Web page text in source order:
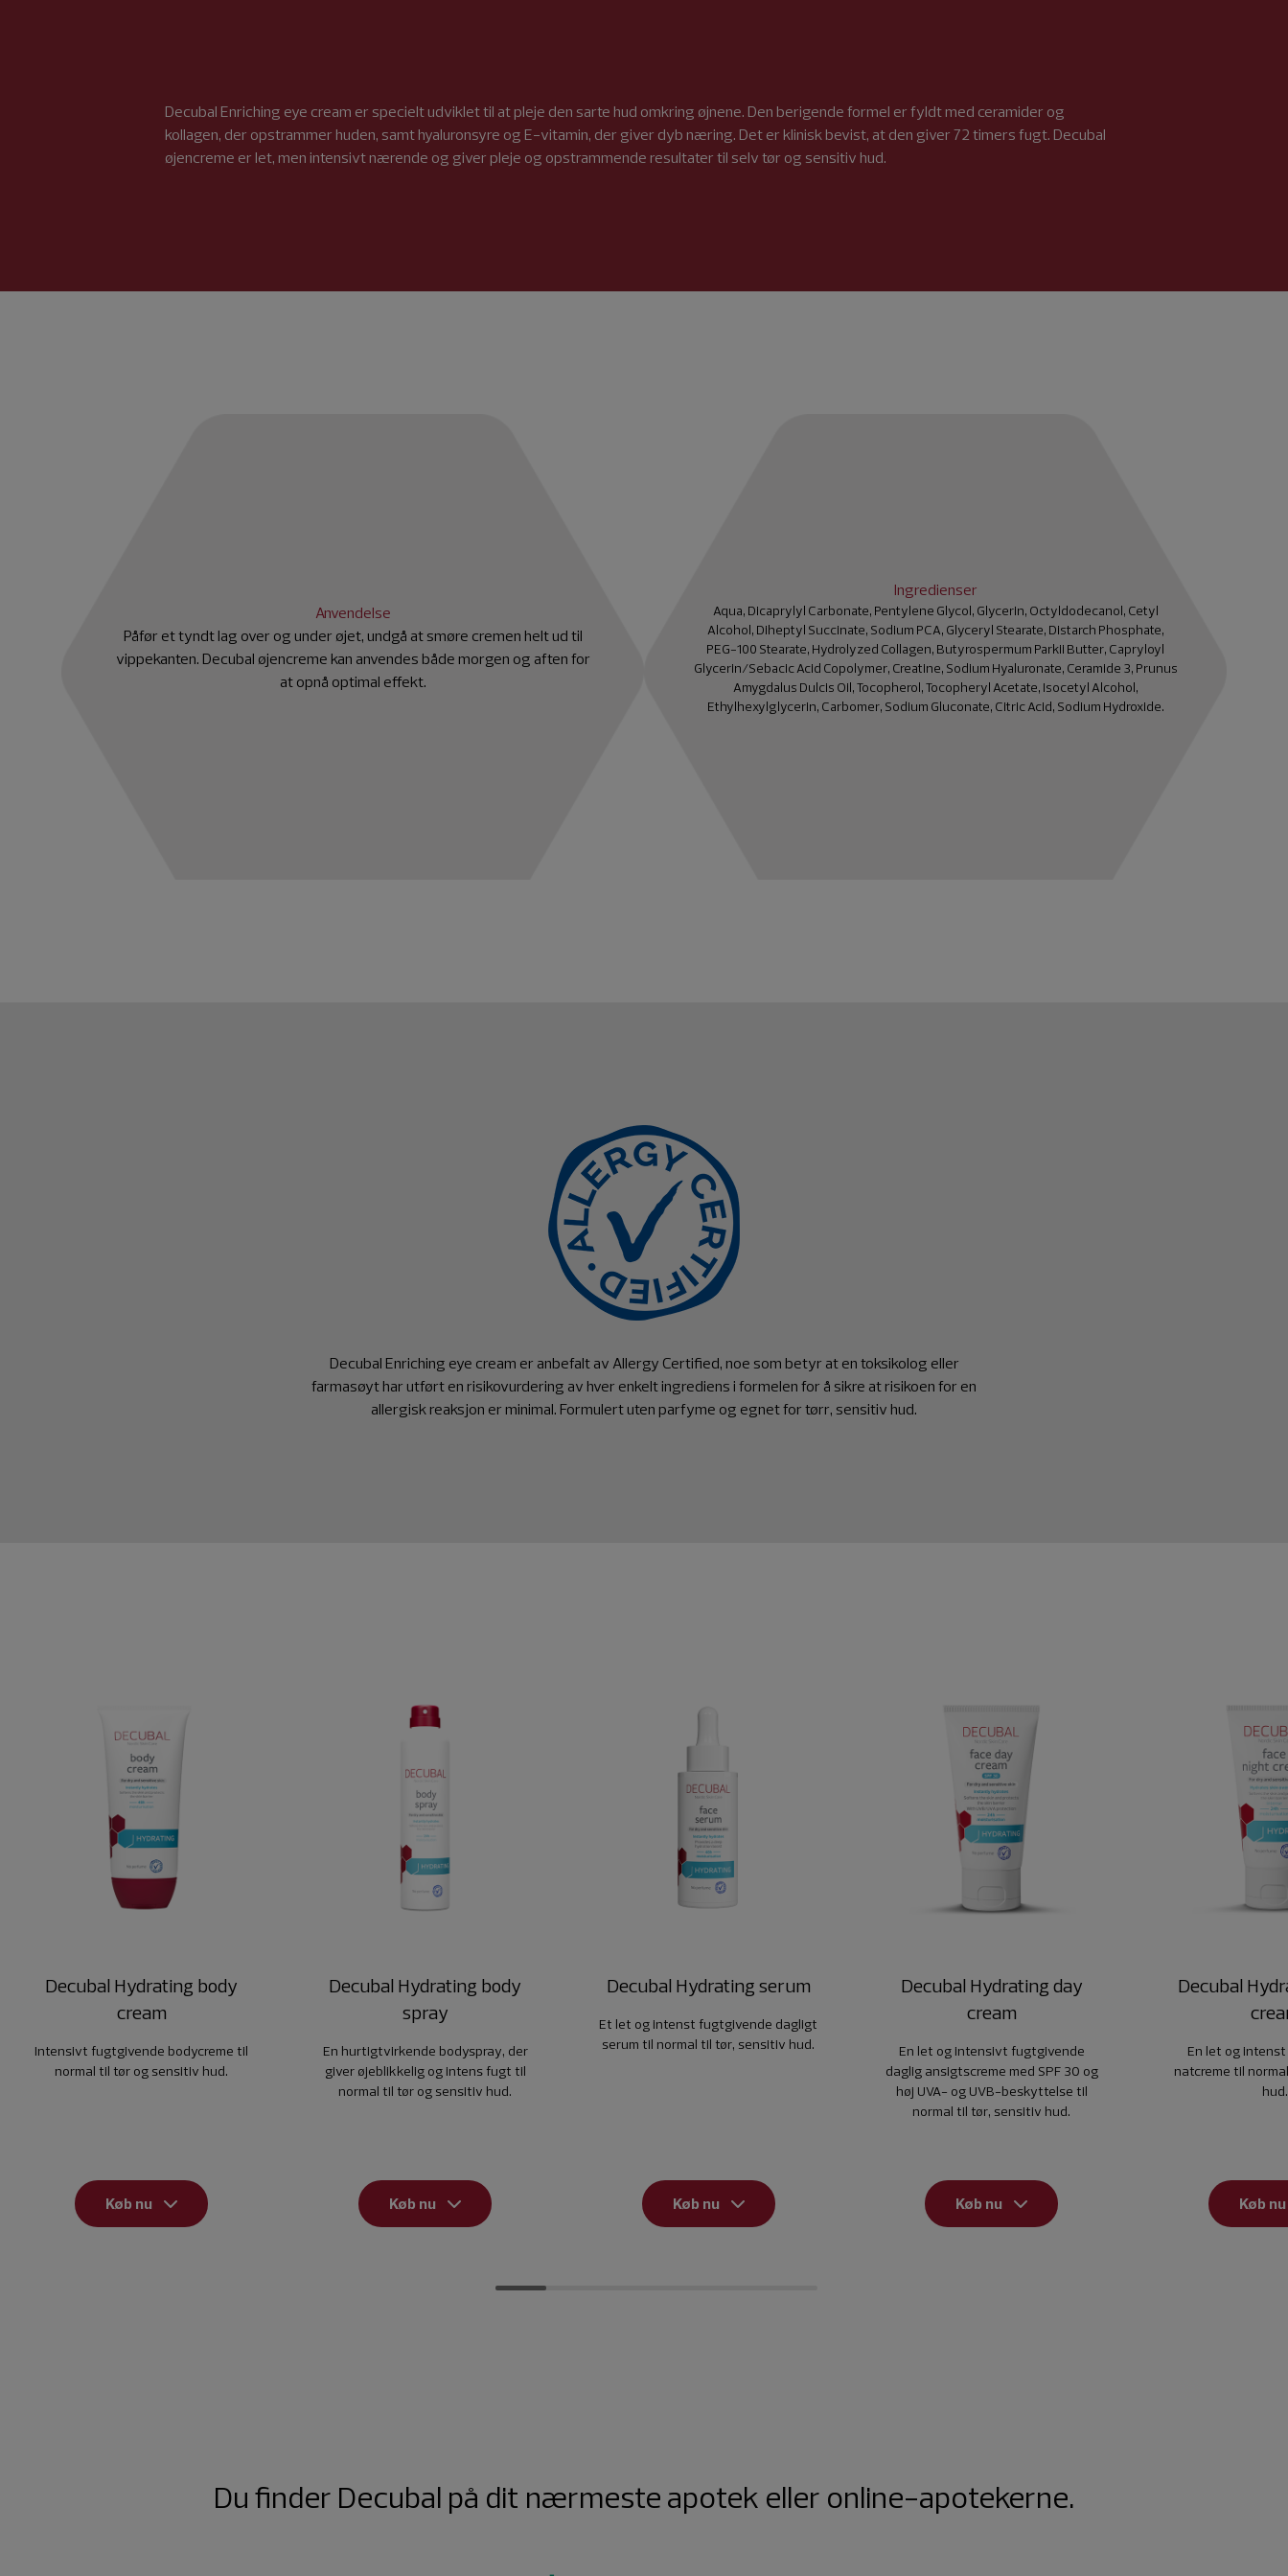
Decubal Enriching eye cream er specielt udviklet til at pleje den sarte hud omkring øjnene. Den berigende formel er fyldt med ceramider og
kollagen, der opstrammer huden, samt hyaluronsyre og E-vitamin, der giver dyb næring. Det er klinisk bevist, at den giver 72 timers fugt. Decubal
øjencreme er let, men intensivt nærende og giver pleje og opstrammende resultater til selv tør og sensitiv hud.
Anvendelse
Påfør et tyndt lag over og under øjet, undgå at smøre cremen helt ud til
vippekanten. Decubal øjencreme kan anvendes både morgen og aften for
at opnå optimal effekt.
Ingredienser
Aqua, Dicaprylyl Carbonate, Pentylene Glycol, Glycerin, Octyldodecanol, Cetyl
Alcohol, Diheptyl Succinate, Sodium PCA, Glyceryl Stearate, Distarch Phosphate,
PEG-100 Stearate, Hydrolyzed Collagen, Butyrospermum Parkii Butter, Capryloyl
Glycerin/Sebacic Acid Copolymer, Creatine, Sodium Hyaluronate, Ceramide 3, Prunus
Amygdalus Dulcis Oil, Tocopherol, Tocopheryl Acetate, Isocetyl Alcohol,
Ethylhexylglycerin, Carbomer, Sodium Gluconate, Citric Acid, Sodium Hydroxide.
Decubal Enriching eye cream er anbefalt av Allergy Certified, noe som betyr at en toksikolog eller
farmasøyt har utført en risikovurdering av hver enkelt ingrediens i formelen for å sikre at risikoen for en
allergisk reaksjon er minimal. Formulert uten parfyme og egnet for tørr, sensitiv hud.
Decubal Hydrating body
cream
Intensivt fugtgivende bodycreme til
normal til tør og sensitiv hud.
Køb nu
Decubal Hydrating body
spray
En hurtigtvirkende bodyspray, der
giver øjeblikkelig og intens fugt til
normal til tør og sensitiv hud.
Køb nu
Decubal Hydrating serum
Et let og intenst fugtgivende dagligt
serum til normal til tør, sensitiv hud.
Køb nu
Decubal Hydrating day
cream
En let og intensivt fugtgivende
daglig ansigtscreme med SPF 30 og
høj UVA- og UVB-beskyttelse til
normal til tør, sensitiv hud.
Køb nu
Decubal
En let og
natcreme til
hud.
Køb nu
Du finder Decubal på dit nærmeste apotek eller online-apotekerne.